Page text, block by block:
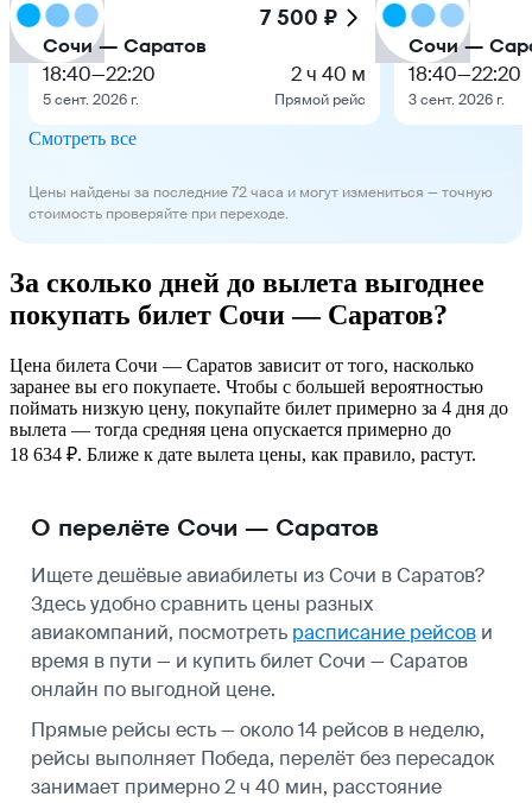
7 500 ₽
Сочи — Саратов
18:40—22:20
5 сент. 2026 г.
2 ч 40 м
Прямой рейс
Сочи —
18:40—22:20
3 сент. 2026 г.
Смотреть все
Цены найдены за последние 72 часа и могут измениться — точную
стоимость проверяйте при переходе.
За сколько дней до вылета выгоднее
покупать билет Сочи — Саратов?
Цена билета Сочи — Саратов зависит от того, насколько
заранее вы его покупаете. Чтобы с большей вероятностью
поймать низкую цену, покупайте билет примерно за 4 дня до
вылета — тогда средняя цена опускается примерно до
18 634 ₽. Ближе к дате вылета цены, как правило, растут.
О перелёте Сочи — Саратов
Ищете дешёвые авиабилеты из Сочи в Саратов?
Здесь удобно сравнить цены разных
авиакомпаний, посмотреть расписание рейсов и
время в пути — и купить билет Сочи — Саратов
онлайн по выгодной цене.
Прямые рейсы есть — около 14 рейсов в неделю,
рейсы выполняет Победа, перелёт без пересадок
занимает примерно 2 ч 40 мин, расстояние